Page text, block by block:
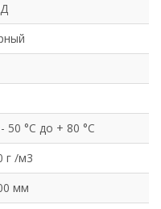
50 °C до + 80 °C
г /м3
мм